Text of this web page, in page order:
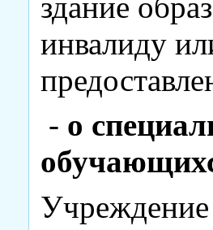
инвалиду
- о
Учреждение